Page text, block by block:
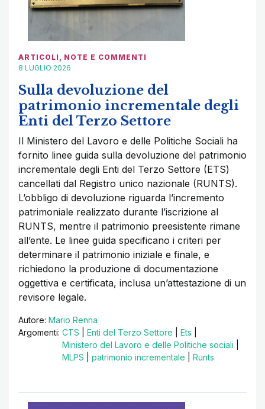
ARTICOLI , NOTE E COMMENTI
8 LUGLIO 2026
Sulla devoluzione del
patrimonio incrementale degli
Enti del Terzo Settore
Il Ministero del Lavoro e delle Politiche Sociali ha
fornito linee guida sulla devoluzione del patrimonio
incrementale degli Enti del Terzo Settore (ETS)
cancellati dal Registro unico nazionale (RUNTS).
L’obbligo di devoluzione riguarda l’incremento
patrimoniale realizzato durante l’iscrizione al
RUNTS, mentre il patrimonio preesistente rimane
all’ente. Le linee guida specificano i criteri per
determinare il patrimonio iniziale e finale, e
richiedono la produzione di documentazione
oggettiva e certificata, inclusa un’attestazione di un
revisore legale.
Autore: Mario Renna
Argomenti: CTS Enti del Terzo Settore Ets
Ministero del Lavoro e delle Politiche sociali
MLPS
patrimonio incrementale Runts